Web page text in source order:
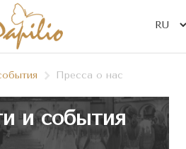
Пресса о нас
и события